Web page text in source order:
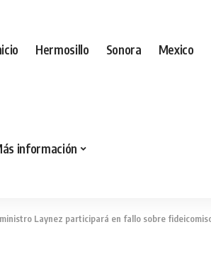
Hermosillo Sonora Mexico
información
ministro Laynez participará en fallo sobre